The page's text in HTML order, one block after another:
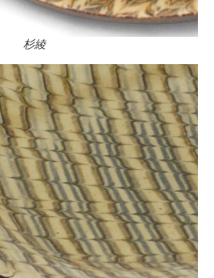
杉綾